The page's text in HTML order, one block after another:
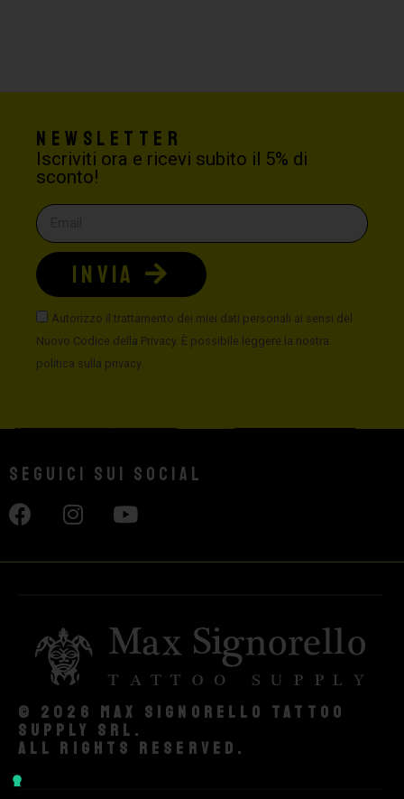
Newsletter
Iscriviti ora e ricevi subito il 5% di
sconto!
Autorizzo il trattamento dei miei dati personali ai sensi del
Nuovo Codice della Privacy. È possibile leggere la nostra
politica sulla privacy
INVIA
Seguici sui social
© 2026 Max Signorello Tattoo
supply srl.
All rights reserved.